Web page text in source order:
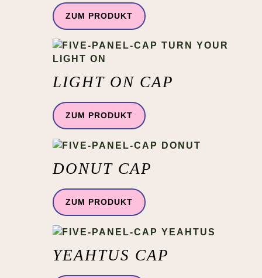
ZUM PRODUKT
LIGHT ON CAP
ZUM PRODUKT
DONUT CAP
ZUM PRODUKT
YEAHTUS CAP